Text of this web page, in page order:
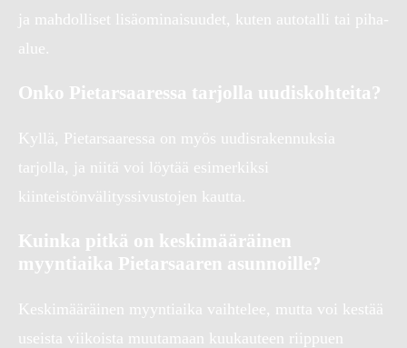
ja mahdolliset lisäominaisuudet, kuten autotalli tai piha-
alue.
Onko Pietarsaaressa tarjolla uudiskohteita?
Kyllä, Pietarsaaressa on myös uudisrakennuksia
tarjolla, ja niitä voi löytää esimerkiksi
kiinteistönvälityssivustojen kautta.
Kuinka pitkä on keskimääräinen
myyntiaika Pietarsaaren asunnoille?
Keskimääräinen myyntiaika vaihtelee, mutta voi kestää
useista viikoista muutamaan kuukauteen riippuen